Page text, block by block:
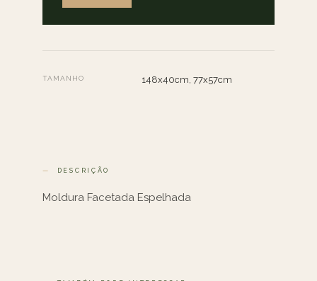
TAMANHO 148x40cm, 77x57cm
DESCRIÇÃO
Moldura Facetada Espelhada